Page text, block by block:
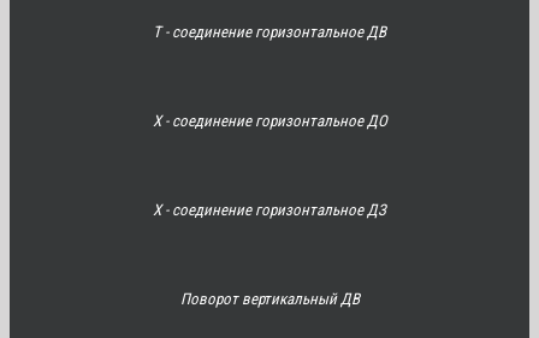
Т - соединение горизонтальное ДВ
Х - соединение горизонтальное ДО
Х - соединение горизонтальное ДЗ
Поворот вертикальный ДВ